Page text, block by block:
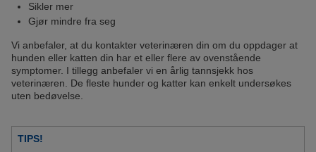
Sikler mer
Gjør mindre fra seg
Vi anbefaler, at du kontakter veterinæren din om du oppdager at
hunden eller katten din har et eller flere av ovenstående
symptomer. I tillegg anbefaler vi en årlig tannsjekk hos
veterinæren. De fleste hunder og katter kan enkelt undersøkes
uten bedøvelse.
TIPS!